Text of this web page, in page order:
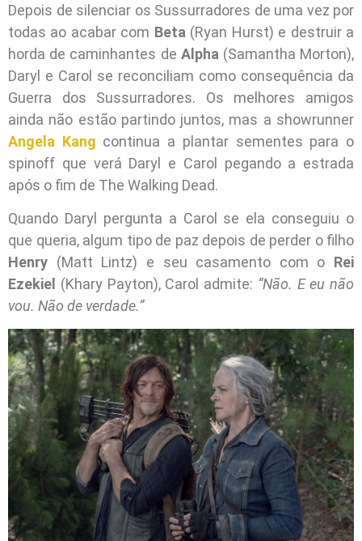
Depois de silenciar os Sussurradores de uma vez por
todas ao acabar com Beta (Ryan Hurst) e destruir a
horda de caminhantes de Alpha (Samantha Morton),
Daryl e Carol se reconciliam como consequência da
Guerra dos Sussurradores. Os melhores amigos
ainda não estão partindo juntos, mas a showrunner
Angela Kang continua a plantar sementes para o
spinoff que verá Daryl e Carol pegando a estrada
após o fim de The Walking Dead.
Quando Daryl pergunta a Carol se ela conseguiu o
que queria, algum tipo de paz depois de perder o filho
Henry (Matt Lintz) e seu casamento com o Rei
Ezekiel (Khary Payton), Carol admite: “Não. E eu não
vou. Não de verdade.”